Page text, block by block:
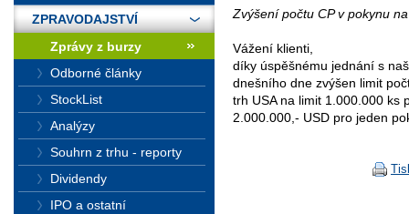
Zvýšení počtu CP v pokynu
Vážení klienti,
díky úspěšnému jednání s
dnešního dne zvýšen limit
trh USA na limit 1.000.000 ks
2.000.000,- USD pro jeden
ZPRAVODAJSTVÍ
Zprávy z burzy
Odborné články
StockList
Analýzy
Souhrn z trhu - reporty
Dividendy
IPO a ostatní